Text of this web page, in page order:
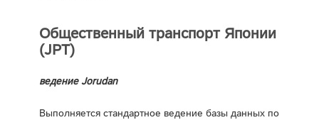
Общественный транспорт Японии
(JPT)
ведение Jorudan
Выполняется стандартное ведение базы данных по